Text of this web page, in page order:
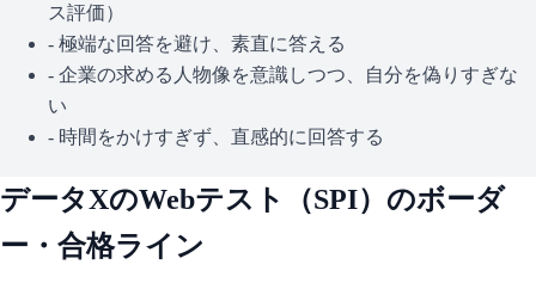
ス評価）
- 極端な回答を避け、素直に答える
- 企業の求める人物像を意識しつつ、自分を偽りすぎな
い
- 時間をかけすぎず、直感的に回答する
データXのWebテスト（SPI）のボーダ
ー・合格ライン